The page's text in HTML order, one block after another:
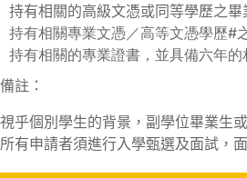
持有相關的高級文憑或同等學歷之
持有相關專業文憑／高等文憑學歷#
持有相關的專業證書，並具備六年的
註：
視乎個別學生的背景，副學位畢業生
所有申請者須進行入學甄選及面試，